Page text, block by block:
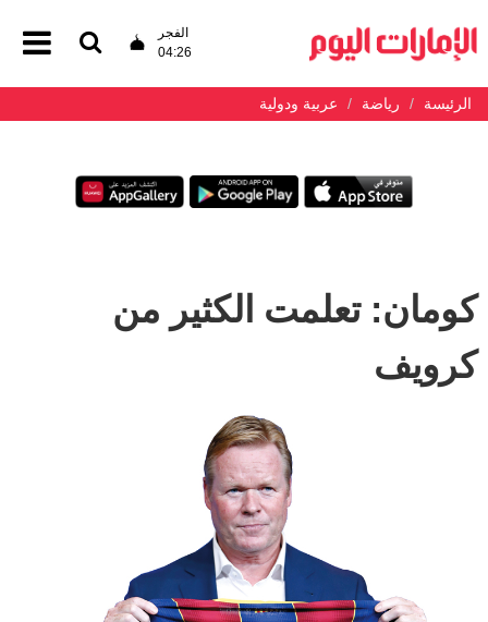
الفجر
04:26
الرئيسة رياضة عربية ودولية
كومان: تعلمت الكثير من
كرويف